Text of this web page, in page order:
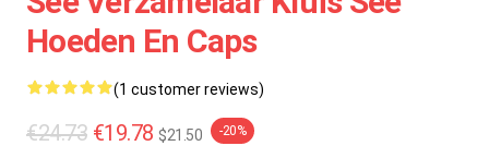
Hoeden En Caps
(1 customer reviews)
€24.73 €19.78 $21.50 -20%